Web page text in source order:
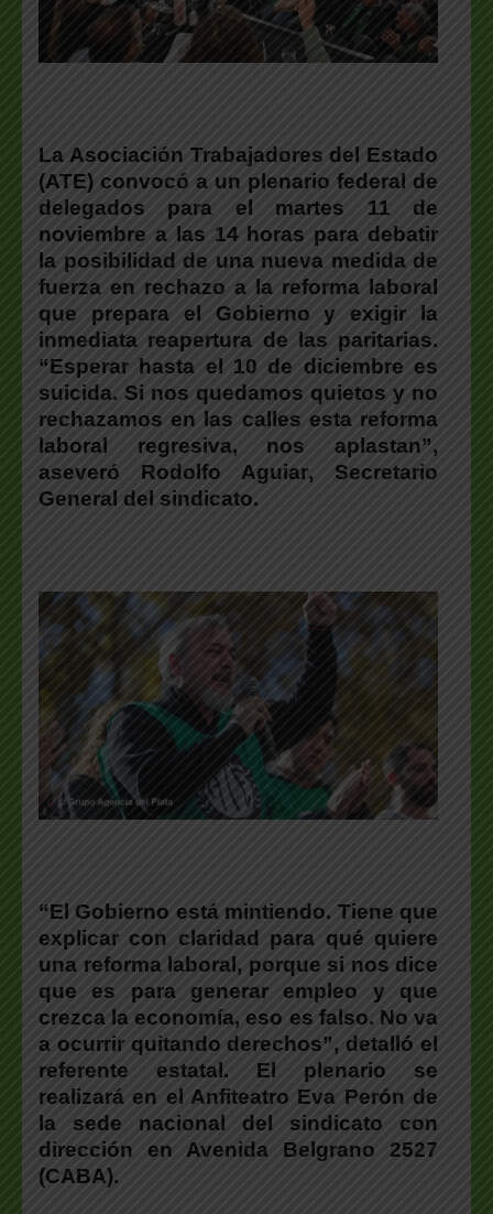
La Asociación Trabajadores del Estado
(ATE) convocó a un plenario federal de
delegados para el martes 11 de
noviembre a las 14 horas para debatir
la posibilidad de una nueva medida de
fuerza en rechazo a la reforma laboral
que prepara el Gobierno y exigir la
inmediata reapertura de las paritarias.
“Esperar hasta el 10 de diciembre es
suicida. Si nos quedamos quietos y no
rechazamos en las calles esta reforma
laboral regresiva, nos aplastan”,
aseveró Rodolfo Aguiar, Secretario
General del sindicato.
“El Gobierno está mintiendo. Tiene que
explicar con claridad para qué quiere
una reforma laboral, porque si nos dice
que es para generar empleo y que
crezca la economía, eso es falso. No va
a ocurrir quitando derechos”, detalló el
referente estatal. El plenario se
realizará en el Anfiteatro Eva Perón de
la sede nacional del sindicato con
dirección en Avenida Belgrano 2527
(CABA).